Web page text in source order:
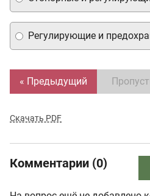
Регулирующие и
« Предыдущий
Скачать PDF
Комментарии (0)